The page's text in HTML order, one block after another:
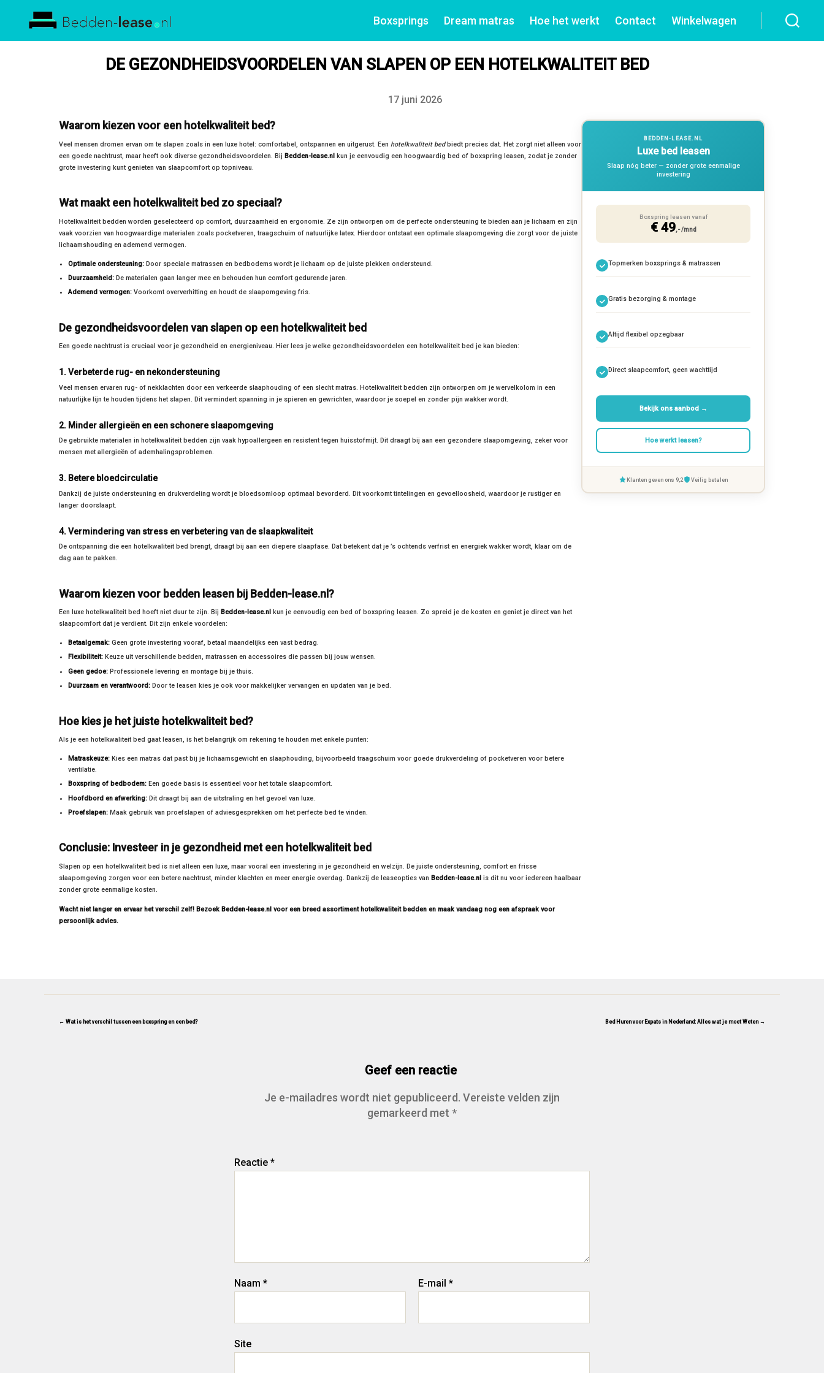
Bedden
Boxsprings Dream matras Hoe het werkt Contact Winkelwagen
DE GEZONDHEIDSVOORDELEN VAN SLAPEN OP EEN HOTELKWALITEIT BED
Datum
17 juni 2026
Waarom kiezen voor een hotelkwaliteit bed?
Veel mensen dromen ervan om te slapen zoals in een luxe hotel: comfortabel, ontspannen en uitgerust. Een hotelkwaliteit bedbiedt precies dat. Het zorgt niet alleen voor
een goede nachtrust, maar heeft ook diverse gezondheidsvoordelen. Bij Bedden-lease.nl kun je eenvoudig een hoogwaardig bed of boxspring leasen, zodat je zonder
grote investering kunt genieten van slaapcomfort op topniveau.
Wat maakt een hotelkwaliteit bed zo speciaal?
Hotelkwaliteit bedden worden geselecteerd op comfort, duurzaamheid en ergonomie. Ze zijn ontworpen om de perfecte ondersteuning te bieden aan je lichaam en zijn
vaak voorzien van hoogwaardige materialen zoals pocketveren, traagschuim of natuurlijke latex. Hierdoor ontstaat een optimale slaapomgeving die zorgt voor de juiste
lichaamshouding en ademend vermogen.
Optimale ondersteuning:Door speciale matrassen en bedbodems wordt je lichaam op de juiste plekken ondersteund.
Duurzaamheid:De materialen gaan langer mee en behouden hun comfort gedurende jaren.
Ademend vermogen:Voorkomt oververhitting en houdt de slaapomgeving fris.
De gezondheidsvoordelen van slapen op een hotelkwaliteit bed
Een goede nachtrust is cruciaal voor je gezondheid en energieniveau. Hier lees je welke gezondheidsvoordelen een hotelkwaliteit bed je kan bieden:
1. Verbeterde rug- en nekondersteuning
Veel mensen ervaren rug- of nekklachten door een verkeerde slaaphouding of een slecht matras. Hotelkwaliteit bedden zijn ontworpen om je wervelkolom in een
natuurlijke lijn te houden tijdens het slapen. Dit vermindert spanning in je spieren en gewrichten, waardoor je soepel en zonder pijn wakker wordt.
2. Minder allergieën en een schonere slaapomgeving
De gebruikte materialen in hotelkwaliteit bedden zijn vaak hypoallergeen en resistent tegen huisstofmijt. Dit draagt bij aan een gezondere slaapomgeving, zeker voor
mensen met allergieën of ademhalingsproblemen.
3. Betere bloedcirculatie
Dankzij de juiste ondersteuning en drukverdeling wordt je bloedsomloop optimaal bevorderd. Dit voorkomt tintelingen en gevoelloosheid, waardoor je rustiger en
langer doorslaapt.
4. Vermindering van stress en verbetering van de slaapkwaliteit
De ontspanning die een hotelkwaliteit bed brengt, draagt bij aan een diepere slaapfase. Dat betekent dat je ’s ochtends verfrist en energiek wakker wordt, klaar om de
dag aan te pakken.
Waarom kiezen voor bedden leasen bij Bedden-lease.nl?
Een luxe hotelkwaliteit bed hoeft niet duur te zijn. Bij Bedden-lease.nl
kun je eenvoudig een bed of boxspring leasen. Zo spreid je de kosten en geniet je direct van het
slaapcomfort dat je verdient. Dit zijn enkele voordelen:
Betaalgemak:Geen grote investering vooraf, betaal maandelijks een vast bedrag.
Flexibiliteit:Keuze uit verschillende bedden, matrassen en accessoires die passen bij jouw wensen.
Geen gedoe:Professionele levering en montage bij je thuis.
Duurzaam en verantwoord:Door te leasen kies je ook voor makkelijker vervangen en updaten van je bed.
Hoe kies je het juiste hotelkwaliteit bed?
Als je een hotelkwaliteit bed gaat leasen, is het belangrijk om rekening te houden met enkele punten:
Matraskeuze:Kies een matras dat past bij je lichaamsgewicht en slaaphouding, bijvoorbeeld traagschuim voor goede drukverdeling of pocketveren voor betere
ventilatie.
Boxspring of bedbodem:Een goede basis is essentieel voor het totale slaapcomfort.
Hoofdbord en afwerking:Dit draagt bij aan de uitstraling en het gevoel van luxe.
Proefslapen:Maak gebruik van proefslapen of adviesgesprekken om het perfecte bed te vinden.
Conclusie: Investeer in je gezondheid met een hotelkwaliteit bed
Slapen op een hotelkwaliteit bed is niet alleen een luxe, maar vooral een investering in je gezondheid en welzijn. De juiste ondersteuning, comfort en frisse
slaapomgeving zorgen voor een betere nachtrust, minder klachten en meer energie overdag. Dankzij de leaseopties van Bedden-lease.nl is dit nu voor iedereen haalbaar
zonder grote eenmalige kosten.
Wacht niet langer en ervaar het verschil zelf! Bezoek Bedden-lease.nl voor een breed assortiment hotelkwaliteit bedden en maak vandaag nog een afspraak voor
persoonlijk advies.
BEDDEN-LEASE.NL
Luxe bed leasen
Slaap nóg beter — zonder grote eenmalige
investering
Boxspring leasen vanaf
€ 49,- /mnd
Topmerken boxsprings & matrassen
Gratis bezorging & montage
Altijd flexibel opzegbaar
Direct slaapcomfort, geen wachttijd
Bekijk ons aanbod →
Hoe werkt leasen?
Klanten geven ons 9,2 Veilig betalen
← Wat is het verschil tussen een boxspring en een bed? Bed Huren voor Expats in Nederland: Alles wat je moet Weten →
Geef een reactie
Je e-mailadres wordt niet gepubliceerd. Vereiste velden zijn
gemarkeerd met *
Reactie *
Naam * E-mail *
Site